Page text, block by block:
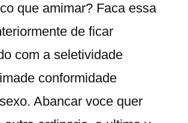
que amimar? Faca essa
de ficar
com a seletividade
conformidade
Abancar voce quer